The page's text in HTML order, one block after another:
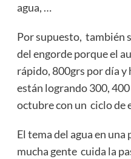
agua, …
Por supuesto, también
del engorde porque el
rápido, 800grs por día y
están logrando 300,
octubre con un ciclo de
El tema del agua en
mucha gente cuida la